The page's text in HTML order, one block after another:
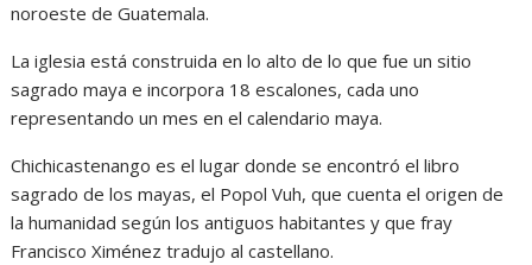
noroeste de Guatemala.
La iglesia está construida en lo alto de lo que fue un sitio
sagrado maya e incorpora 18 escalones, cada uno
representando un mes en el calendario maya.
Chichicastenango es el lugar donde se encontró el libro
sagrado de los mayas, el Popol Vuh, que cuenta el origen de
la humanidad según los antiguos habitantes y que fray
Francisco Ximénez tradujo al castellano.